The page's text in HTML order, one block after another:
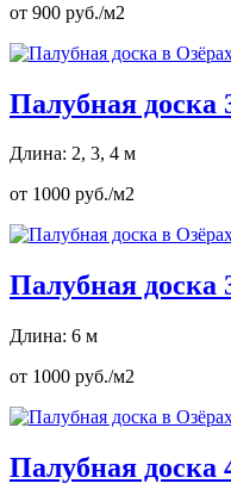
от 900 руб./м2
Палубная доска
Длина: 2, 3, 4 м
от 1000 руб./м2
Палубная доска
Длина: 6 м
от 1000 руб./м2
Палубная доска